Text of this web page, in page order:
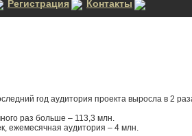
Регистрация Контакты
год аудитория проекта выросла в 2
раз больше – 113,3 млн.
ежемесячная аудитория – 4 млн.